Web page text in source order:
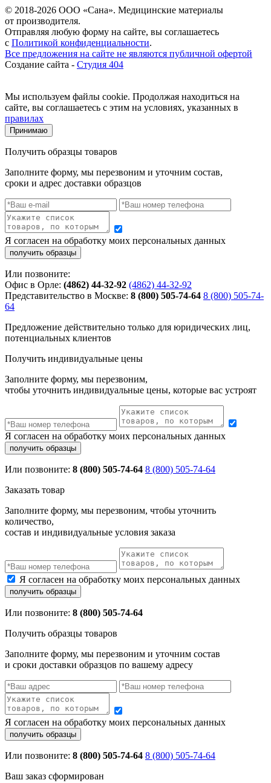
© 2018-2026 ООО «Сана». Медицинские материалы
от производителя.
Отправляя любую форму на сайте, вы соглашаетесь
с Политикой конфиденциальности.
Все предложения на сайте не являются публичной офертой
Создание сайта - Студия 404
Мы используем файлы cookie. Продолжая находиться на
сайте, вы соглашаетесь с этим на условиях, указанных в
правилах
Принимаю
Получить образцы товаров
Заполните форму, мы перезвоним и уточним состав,
сроки и адрес доставки образцов
Я согласен на обработку моих персональных данных
Или позвоните:
Офис в Орле: (4862) 44-32-92 (4862) 44-32-92
Представительство в Москве: 8 (800) 505-74-64 8 (800) 505-74-
64
Предложение действительно только для юридических лиц,
потенциальных клиентов
Получить индивидуальные цены
Заполните форму, мы перезвоним,
чтобы уточнить индивидуальные цены, которые вас устроят
Я согласен на обработку моих персональных данных
Или позвоните: 8 (800) 505-74-64 8 (800) 505-74-64
Заказать товар
Заполните форму, мы перезвоним, чтобы уточнить
количество,
состав и индивидуальные условия заказа
Я согласен на обработку моих персональных данных
Или позвоните: 8 (800) 505-74-64
Получить образцы товаров
Заполните форму, мы перезвоним и уточним состав
и сроки доставки образцов по вашему адресу
Я согласен на обработку моих персональных данных
Или позвоните: 8 (800) 505-74-64 8 (800) 505-74-64
Ваш заказ сформирован